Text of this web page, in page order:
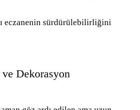
eczanenin sürdürülebilirliğini
Dekorasyon